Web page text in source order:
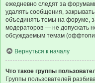
ежедневно следят за
удалять сообщения,
объединять темы на форуме,
модераторов — не допускать
обсуждаемым темам
Вернуться к началу
Что такое группы
Группы пользователей